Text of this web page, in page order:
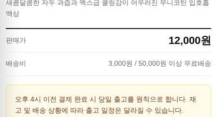
새콤달콤한 자두 과즙과 맥스급 쿨링감이 어우러진 무니코틴 입호흡
액상
판매가 12,000원
배송비 3,000원 / 50,000원 이상 무료배송
오후 4시 이전 결제 완료 시 당일 출고를 원칙으로 합니다. 재
고 및 배송 상황에 따라 출고 일정은 달라질 수 있습니다.